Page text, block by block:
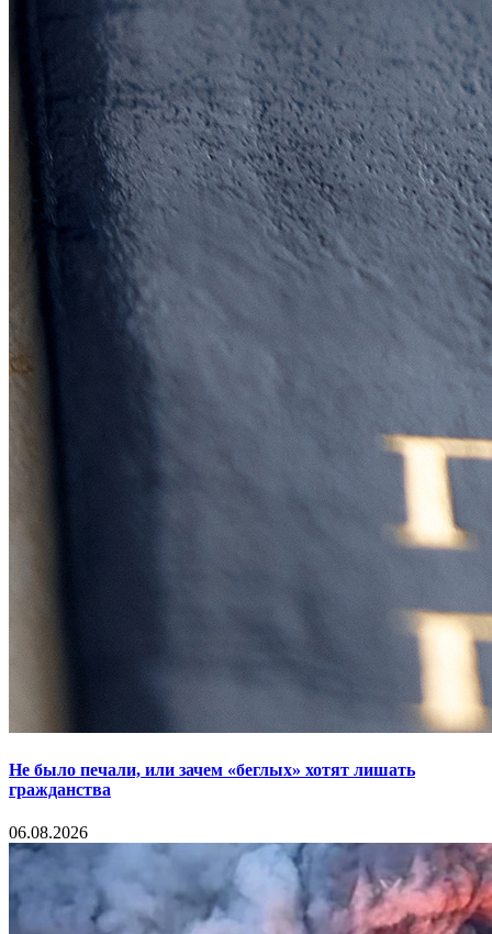
Не было печали, или зачем «беглых» хотят лишать
гражданства
06.08.2026